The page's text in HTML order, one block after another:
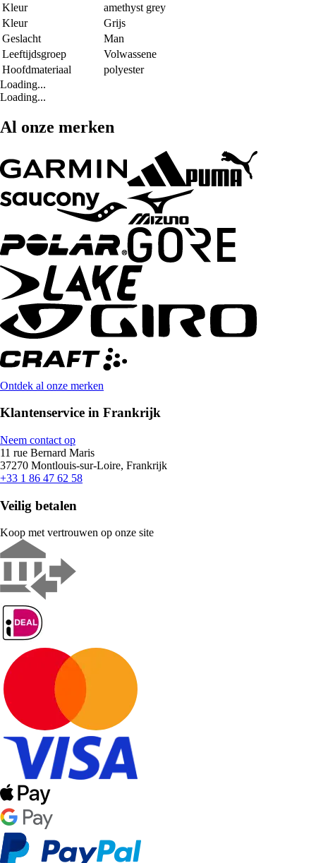
Kleur
amethyst grey
Kleur
Grijs
Geslacht
Man
Leeftijdsgroep
Volwassene
Hoofdmateriaal
polyester
Loading...
Loading...
Al onze merken
Ontdek al onze merken
Klantenservice in Frankrijk
Neem contact op
11 rue Bernard Maris
37270 Montlouis-sur-Loire, Frankrijk
+33 1 86 47 62 58
Veilig betalen
Koop met vertrouwen op onze site